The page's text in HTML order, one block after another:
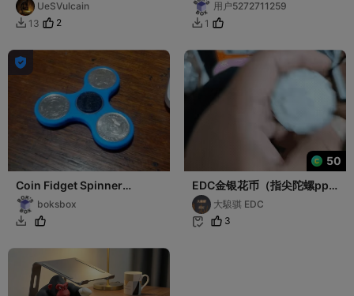
Cubes Lucky Char
UeSVulcain
 13 2
用户5272711259
 1

Coin Fidget Spinner
(Philippine 1 Peso coins)
boksbox

50
EDC金银花币（指尖陀螺pp
币二合一）
大駺骐 EDC
 3